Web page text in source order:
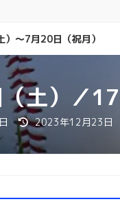
～7月20日（祝月）
土）／
最
終
更
新
2023年12月23日